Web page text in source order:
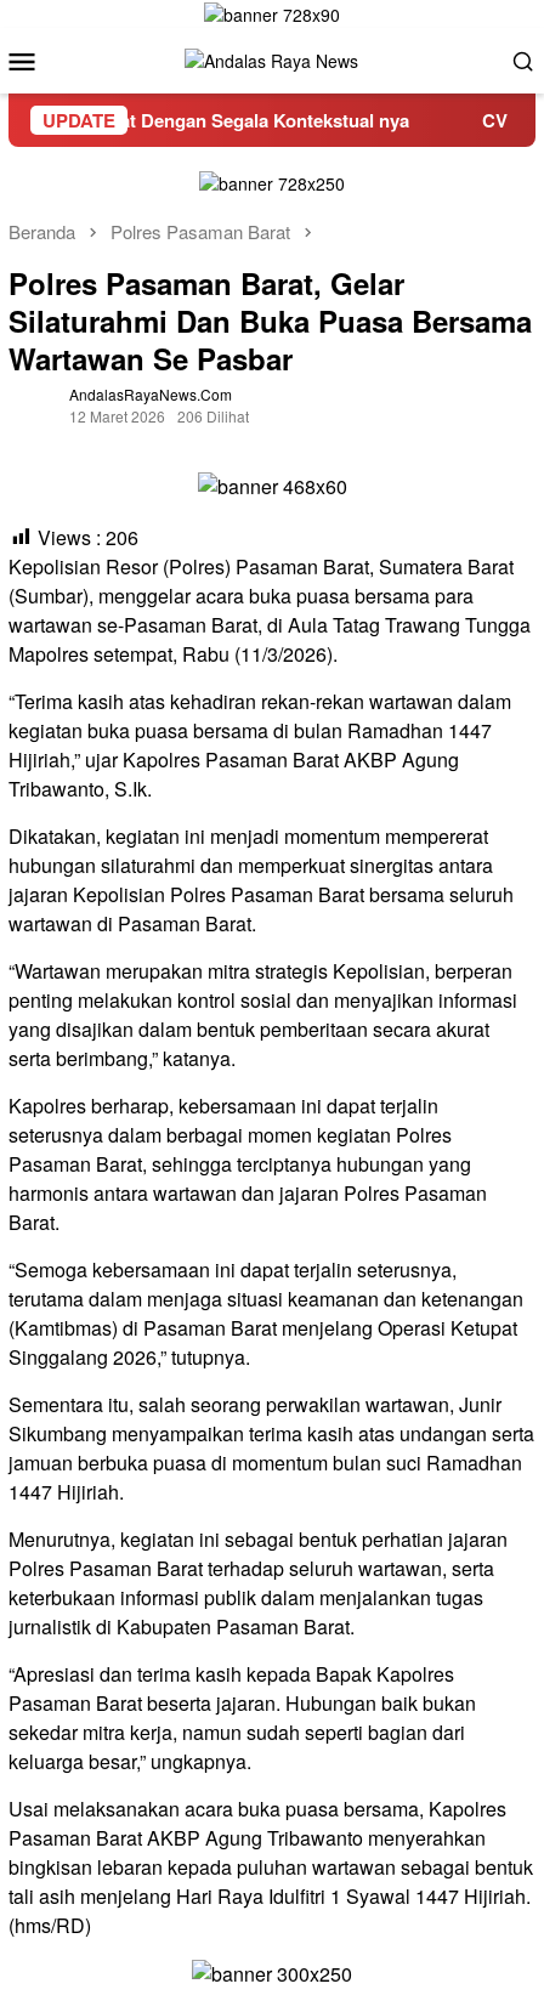
konten
Mobile
UPDATE
Barat Dengan Segala Kontekstual nya CV
Beranda Polres Pasaman Barat
Polres Pasaman Barat, Gelar
Silaturahmi Dan Buka Puasa Bersama
Wartawan Se Pasbar
AndalasRayaNews.com
12 Maret 2026
206 Dilihat
Views : 206
Kepolisian Resor (Polres) Pasaman Barat, Sumatera Barat
(Sumbar), menggelar acara buka puasa bersama para
wartawan se-Pasaman Barat, di Aula Tatag Trawang Tungga
Mapolres setempat, Rabu (11/3/2026).
“Terima kasih atas kehadiran rekan-rekan wartawan dalam
kegiatan buka puasa bersama di bulan Ramadhan 1447
Hijiriah,” ujar Kapolres Pasaman Barat AKBP Agung
Tribawanto, S.Ik.
Dikatakan, kegiatan ini menjadi momentum mempererat
hubungan silaturahmi dan memperkuat sinergitas antara
jajaran Kepolisian Polres Pasaman Barat bersama seluruh
wartawan di Pasaman Barat.
“Wartawan merupakan mitra strategis Kepolisian, berperan
penting melakukan kontrol sosial dan menyajikan informasi
yang disajikan dalam bentuk pemberitaan secara akurat
serta berimbang,” katanya.
Kapolres berharap, kebersamaan ini dapat terjalin
seterusnya dalam berbagai momen kegiatan Polres
Pasaman Barat, sehingga terciptanya hubungan yang
harmonis antara wartawan dan jajaran Polres Pasaman
Barat.
“Semoga kebersamaan ini dapat terjalin seterusnya,
terutama dalam menjaga situasi keamanan dan ketenangan
(Kamtibmas) di Pasaman Barat menjelang Operasi Ketupat
Singgalang 2026,” tutupnya.
Sementara itu, salah seorang perwakilan wartawan, Junir
Sikumbang menyampaikan terima kasih atas undangan serta
jamuan berbuka puasa di momentum bulan suci Ramadhan
1447 Hijiriah.
Menurutnya, kegiatan ini sebagai bentuk perhatian jajaran
Polres Pasaman Barat terhadap seluruh wartawan, serta
keterbukaan informasi publik dalam menjalankan tugas
jurnalistik di Kabupaten Pasaman Barat.
“Apresiasi dan terima kasih kepada Bapak Kapolres
Pasaman Barat beserta jajaran. Hubungan baik bukan
sekedar mitra kerja, namun sudah seperti bagian dari
keluarga besar,” ungkapnya.
Usai melaksanakan acara buka puasa bersama, Kapolres
Pasaman Barat AKBP Agung Tribawanto menyerahkan
bingkisan lebaran kepada puluhan wartawan sebagai bentuk
tali asih menjelang Hari Raya Idulfitri 1 Syawal 1447 Hijiriah.
(hms/RD)